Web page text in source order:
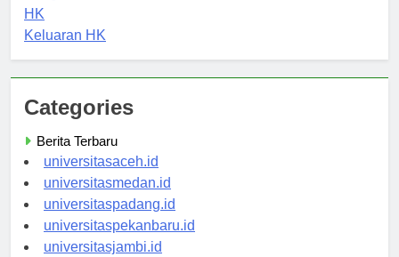
Pengeluaran HK
HK
Categories
Berita Terbaru
universitasaceh.id
universitasmedan.id
universitaspadang.id
universitaspekanbaru.id